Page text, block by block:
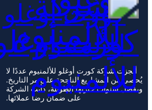
أنجزت شركة كورت أوغلو للألمنيوم عددًا لا
يُحصى من المشاريع الناجحة على مر التاريخ.
وبفضل سنوات خبرتها الطويلة، دأبت الشركة
على ضمان رضا عملائها.